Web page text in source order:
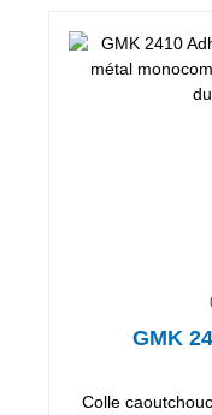
GMK
Colle